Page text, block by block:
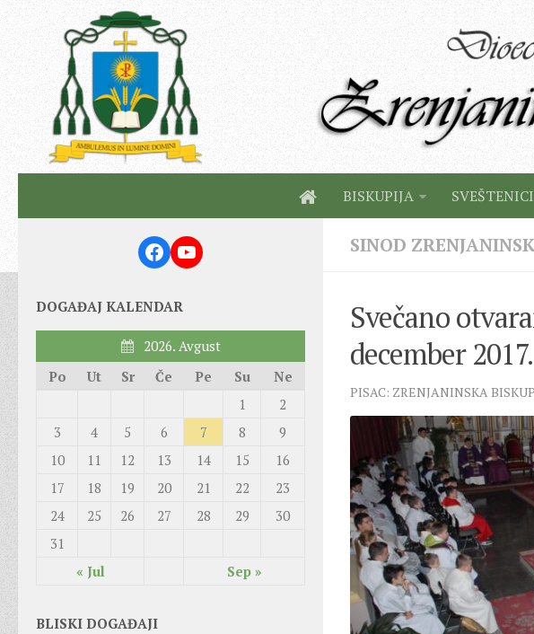
BISKUPIJA SVEŠTENICI
SINOD
Svečano
december 2017.
PISAC: ZRENJANINSKA
Facebook
YouTube
DOGAĐAJ KALENDAR
2026. Avgust
Po
Ut Sr Če Pe Su Ne
« Jul Sep »
1
2
3
4 5 6 7 8
9
10
11 12 13 14 15
16
17
18 19 20 21 22
23
24
25 26 27 28 29
30
31
BLISKI DOGAĐAJI